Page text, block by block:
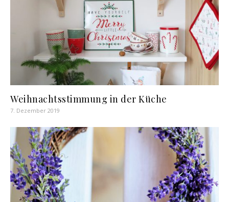
Weihnachtsstimmung in der Küche
7. Dezember 2019